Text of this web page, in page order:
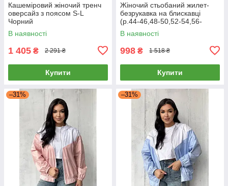
Кашеміровий жіночий тренч
оверсайз з поясом S-L
Чорний
В наявності
1 405 ₴ 2 291 ₴
Купити
Жіночий стьобаний жилет-
безрукавка на блискавці
(р.44-46,48-50,52-54,56-
58,60-62) на синтепоні
В наявності
998 ₴ 1 518 ₴
Купити
–31% –31%